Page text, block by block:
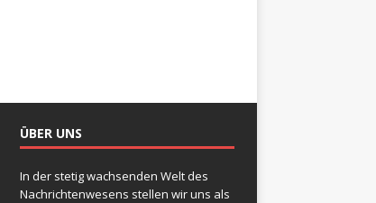
ÜBER UNS
In der stetig wachsenden Welt des
Nachrichtenwesens stellen wir uns als